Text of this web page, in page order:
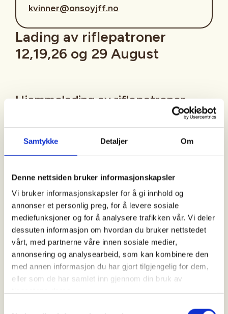
Samtykke Detaljer Om
Denne nettsiden bruker informasjonskapsler
Vi bruker informasjonskapsler for å gi innhold og
annonser et personlig preg, for å levere sosiale
mediefunksjoner og for å analysere trafikken vår. Vi deler
dessuten informasjon om hvordan du bruker nettstedet
vårt, med partnerne våre innen sosiale medier,
annonsering og analysearbeid, som kan kombinere den
med annen informasjon du har gjort tilgjengelig for dem,
eller som de har samlet inn gjennom din bruk av
kvinner@onsoyjff.no
Lading av riflepatroner
12,19,26 og 29 August
Hjemmelading av riflepatroner.
Bli med å lære å lage riflepatroner. Dette går over
fire samlinger. Tre samlinger med teori og
oppgaver, en med testskyting. Du må møte på alle
Jenter og damer har førsterett.
Du må ta med 15 brukte patroner. De SKAL være
brukt av den rifla du skal skyte med. De skal kun
være brukt en gang og må være av god kvalitet.
Spørsmål om kurset, ta kontakt med Øystein
97152314.